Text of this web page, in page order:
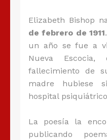
Elizabeth Bishop
de febrero de 1911
un año se fue a
Nueva Escocia,
fallecimiento de
madre hubiese
hospital
La poesía la
publicando